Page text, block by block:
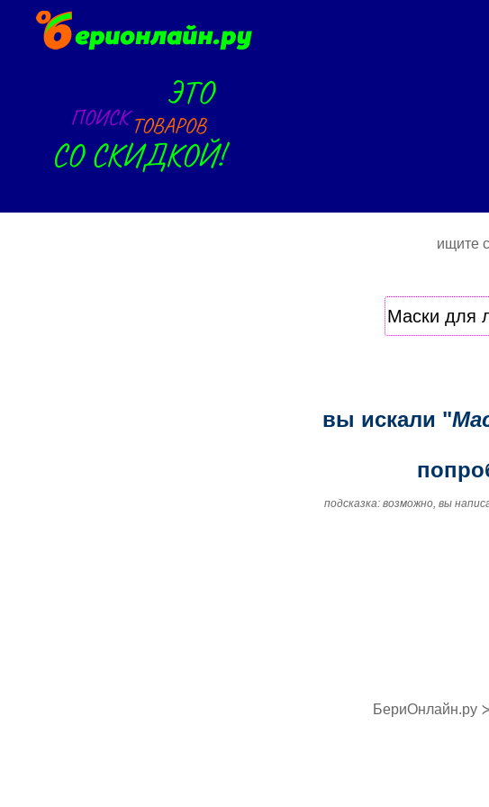
ищите
вы искали "
подсказка: возможно, вы